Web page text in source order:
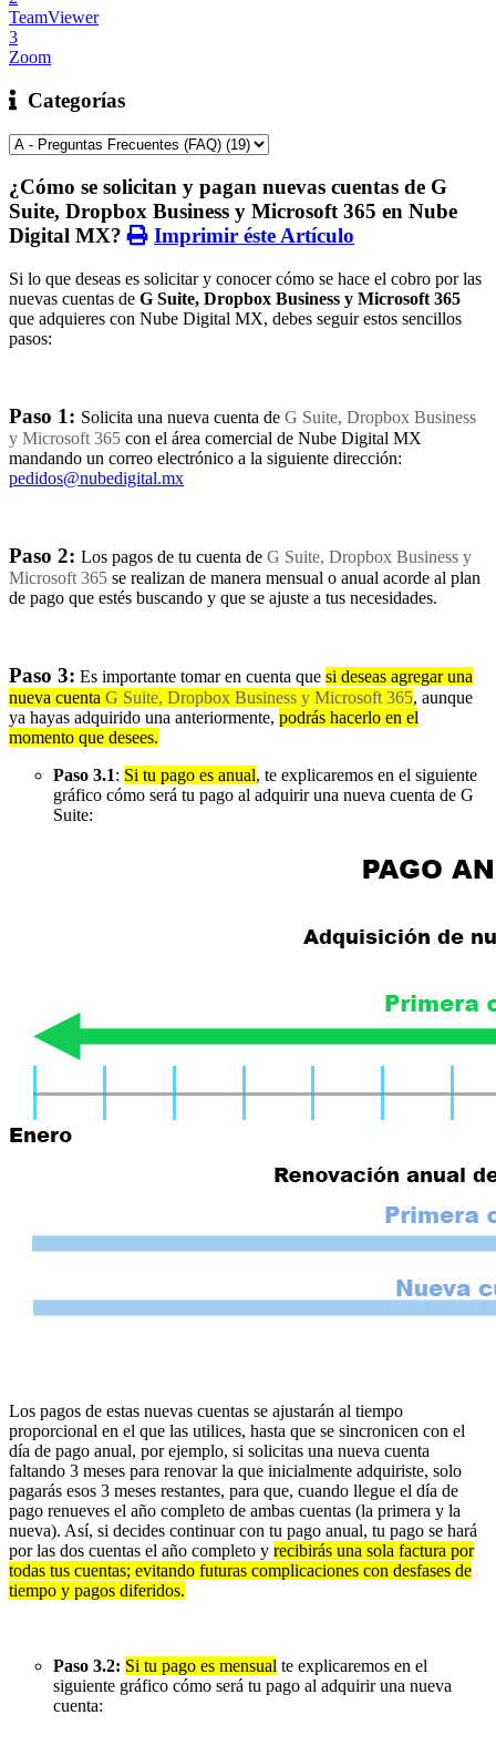
TeamViewer
3
Zoom
Categorías
¿Cómo se solicitan y pagan nuevas cuentas de G
Suite, Dropbox Business y Microsoft 365 en Nube
Digital MX?
Imprimir éste Artículo
Si lo que deseas es solicitar y conocer cómo se hace el cobro por las
nuevas cuentas de G Suite, Dropbox Business y Microsoft 365
que adquieres con Nube Digital MX, debes seguir estos sencillos
pasos:
Paso 1: Solicita una nueva cuenta de G Suite, Dropbox Business
y Microsoft 365 con el área comercial de Nube Digital MX
mandando un correo electrónico a la siguiente dirección:
pedidos@nubedigital.mx
Paso 2: Los pagos de tu cuenta de G Suite, Dropbox Business y
Microsoft 365 se realizan de manera mensual o anual acorde al plan
de pago que estés buscando y que se ajuste a tus necesidades.
Paso 3: Es importante tomar en cuenta que si deseas agregar una
nueva cuenta G Suite, Dropbox Business y Microsoft 365, aunque
ya hayas adquirido una anteriormente, podrás hacerlo en el
momento que desees.
Paso 3.1: Si tu pago es anual, te explicaremos en el siguiente
gráfico cómo será tu pago al adquirir una nueva cuenta de G
Suite:
Los pagos de estas nuevas cuentas se ajustarán al tiempo
proporcional en el que las utilices, hasta que se sincronicen con el
día de pago anual, por ejemplo, si solicitas una nueva cuenta
faltando 3 meses para renovar la que inicialmente adquiriste, solo
pagarás esos 3 meses restantes, para que, cuando llegue el día de
pago renueves el año completo de ambas cuentas (la primera y la
nueva). Así, si decides continuar con tu pago anual, tu pago se hará
por las dos cuentas el año completo y recibirás una sola factura por
todas tus cuentas; evitando futuras complicaciones con desfases de
tiempo y pagos diferidos.
Paso 3.2: Si tu pago es mensual te explicaremos en el
siguiente gráfico cómo será tu pago al adquirir una nueva
cuenta: